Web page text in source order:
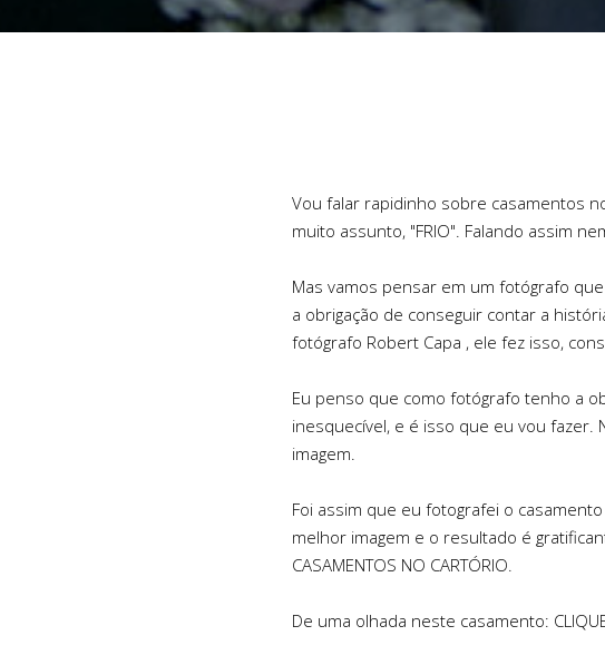
Vou falar rapidinho sobre casamentos
muito assunto, "FRIO". Falando assim
Mas vamos pensar em um fotógrafo
a obrigação de conseguir contar a
fotógrafo Robert Capa , ele fez isso,
Eu penso que como fotógrafo tenho a
inesquecível, e é isso que eu vou
imagem.
Foi assim que eu fotografei o
melhor imagem e o resultado é
CASAMENTOS NO CARTÓRIO.
De uma olhada neste casamento: